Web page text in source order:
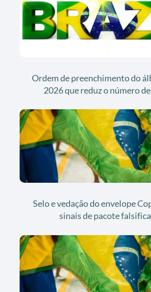
Ordem de preenchimento do
2026 que reduz o número
Selo e vedação do envelope
sinais de pacote